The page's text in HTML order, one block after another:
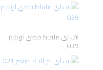
Ecrinal
Kesh King
PANTENE
اف اى ملقاط فضي اوبتيم
039